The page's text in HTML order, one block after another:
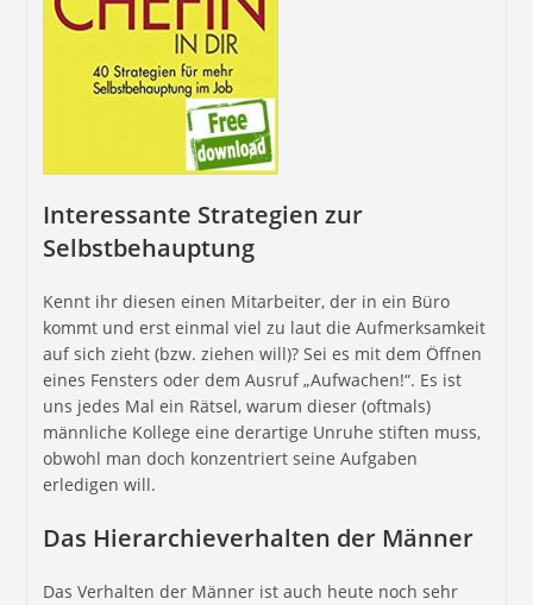
Interessante Strategien zur
Selbstbehauptung
Kennt ihr diesen einen Mitarbeiter, der in ein Büro
kommt und erst einmal viel zu laut die Aufmerksamkeit
auf sich zieht (bzw. ziehen will)? Sei es mit dem Öffnen
eines Fensters oder dem Ausruf „Aufwachen!“. Es ist
uns jedes Mal ein Rätsel, warum dieser (oftmals)
männliche Kollege eine derartige Unruhe stiften muss,
obwohl man doch konzentriert seine Aufgaben
erledigen will.
Das Hierarchieverhalten der Männer
Das Verhalten der Männer ist auch heute noch sehr